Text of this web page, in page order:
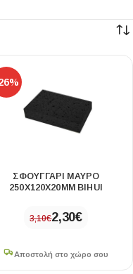
ΣΦΟΥΓΓΑΡΙ ΜΑΥΡΟ
250X120X20MM BIHUI
3,10€2,30€
Αποστολή στο χώρο σου